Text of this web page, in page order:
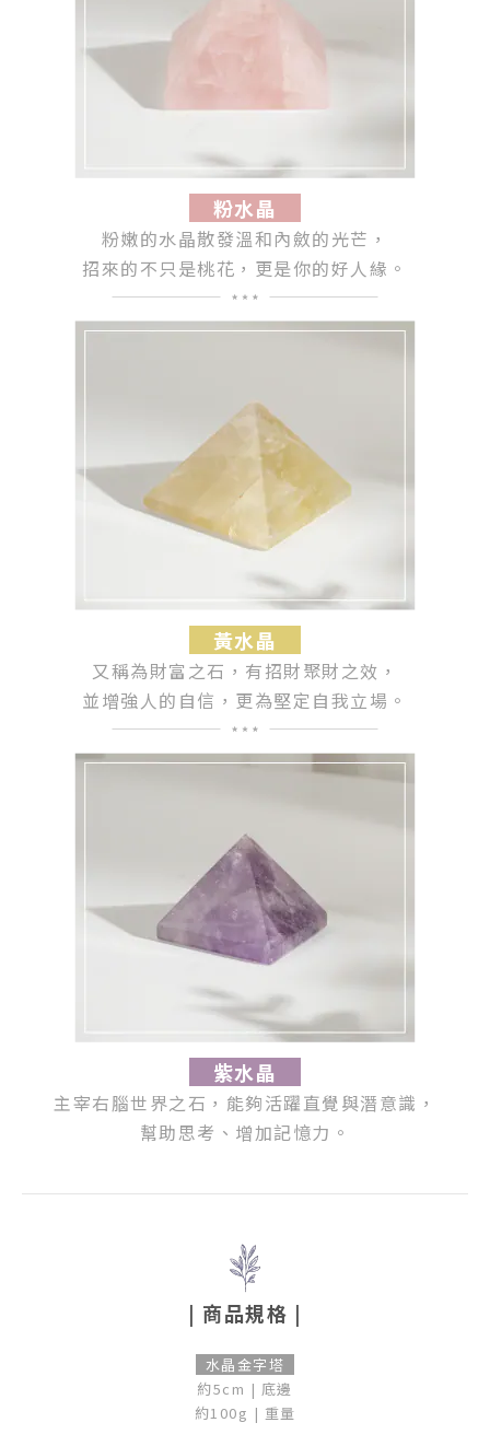
粉水晶
粉嫩的水晶散發溫和內斂的光芒，
招來的不只是桃花，更是你的好人緣。
黃水晶
又稱為財富之石，有招財聚財之效，
並增強人的自信，更為堅定自我立場。
紫水晶
主宰右腦世界之石，能夠活躍直覺與潛意識，
幫助思考、增加記憶力。
| 商品規格 |
水晶金字塔
約5cm | 底邊
約100g | 重量